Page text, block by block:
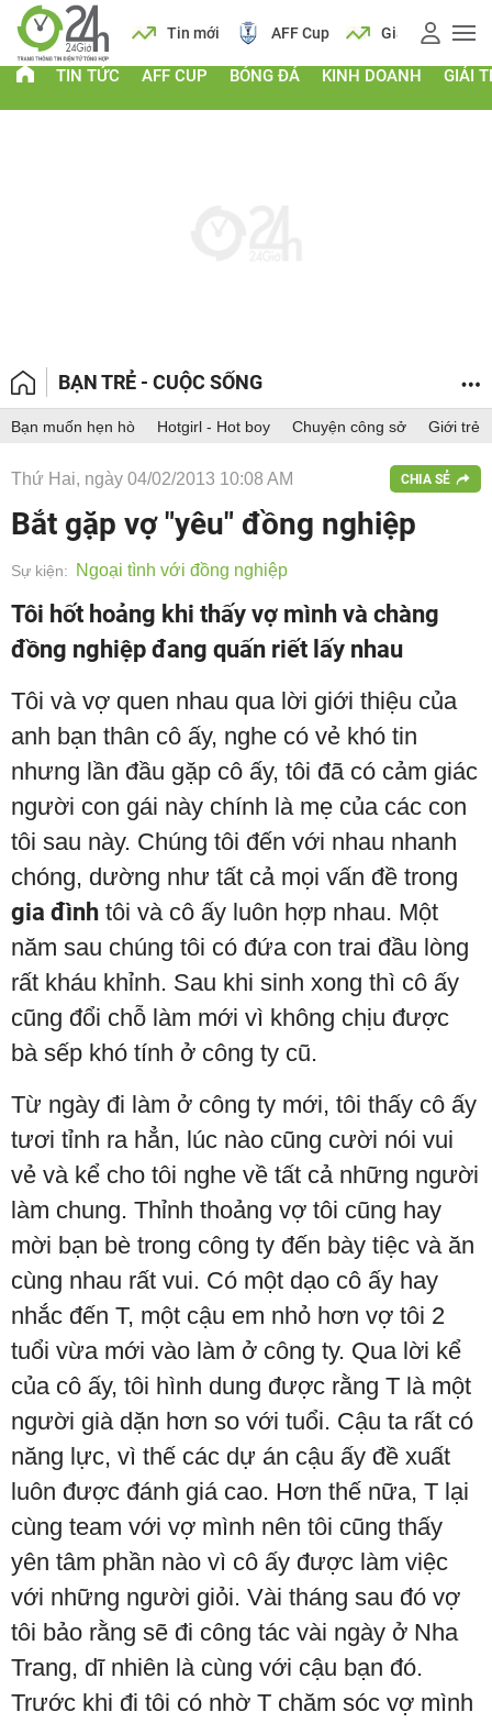
Lịch Tin mới AFF Cup Giá vàng
TIN TỨC AFF CUP BÓNG ĐÁ KINH DOANH GIẢI
BẠN TRẺ - CUỘC SỐNG
Bạn muốn hẹn hò Hotgirl - Hot boy Chuyện công sở Giới trẻ
Thứ Hai, ngày 04/02/2013 10:08 AM CHIA SẺ
Bắt gặp vợ "yêu" đồng nghiệp
Sự kiện: Ngoại tình với đồng nghiệp
Tôi hốt hoảng khi thấy vợ mình và chàng
đồng nghiệp đang quấn riết lấy nhau
Tôi và vợ quen nhau qua lời giới thiệu của
anh bạn thân cô ấy, nghe có vẻ khó tin
nhưng lần đầu gặp cô ấy, tôi đã có cảm giác
người con gái này chính là mẹ của các con
tôi sau này. Chúng tôi đến với nhau nhanh
chóng, dường như tất cả mọi vấn đề trong
gia đình tôi và cô ấy luôn hợp nhau. Một
năm sau chúng tôi có đứa con trai đầu lòng
rất kháu khỉnh. Sau khi sinh xong thì cô ấy
cũng đổi chỗ làm mới vì không chịu được
bà sếp khó tính ở công ty cũ.
Từ ngày đi làm ở công ty mới, tôi thấy cô ấy
tươi tỉnh ra hẳn, lúc nào cũng cười nói vui
vẻ và kể cho tôi nghe về tất cả những người
làm chung. Thỉnh thoảng vợ tôi cũng hay
mời bạn bè trong công ty đến bày tiệc và ăn
cùng nhau rất vui. Có một dạo cô ấy hay
nhắc đến T, một cậu em nhỏ hơn vợ tôi 2
tuổi vừa mới vào làm ở công ty. Qua lời kể
của cô ấy, tôi hình dung được rằng T là một
người già dặn hơn so với tuổi. Cậu ta rất có
năng lực, vì thế các dự án cậu ấy đề xuất
luôn được đánh giá cao. Hơn thế nữa, T lại
cùng team với vợ mình nên tôi cũng thấy
yên tâm phần nào vì cô ấy được làm việc
với những người giỏi. Vài tháng sau đó vợ
tôi bảo rằng sẽ đi công tác vài ngày ở Nha
Trang, dĩ nhiên là cùng với cậu bạn đó.
Trước khi đi tôi có nhờ T chăm sóc vợ mình